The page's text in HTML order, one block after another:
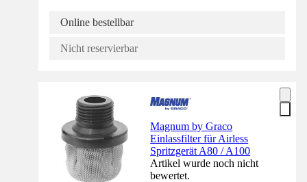
Online bestellbar
Nicht reservierbar
Magnum by Graco
Einlassfilter für Airless
Spritzgerät A80 / A100
Artikel wurde noch nicht
bewertet.